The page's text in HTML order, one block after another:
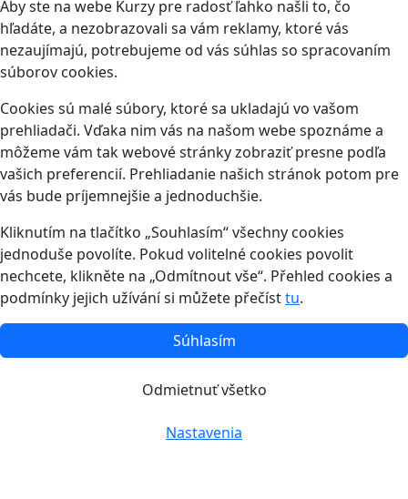
Aby ste na webe Kurzy pre radosť ľahko našli to, čo
hľadáte, a nezobrazovali sa vám reklamy, ktoré vás
nezaujímajú, potrebujeme od vás súhlas so spracovaním
súborov cookies.
Cookies sú malé súbory, ktoré sa ukladajú vo vašom
prehliadači. Vďaka nim vás na našom webe spoznáme a
môžeme vám tak webové stránky zobraziť presne podľa
vašich preferencií. Prehliadanie našich stránok potom pre
vás bude príjemnejšie a jednoduchšie.
Kliknutím na tlačítko „Souhlasím“ všechny cookies
jednoduše povolíte. Pokud volitelné cookies povolit
nechcete, klikněte na „Odmítnout vše“. Přehled cookies a
podmínky jejich užívání si můžete přečísttu.
Súhlasím
Odmietnuť všetko
Nastavenia